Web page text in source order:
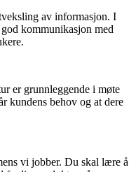
av informasjon. I
kommunikasjon med
er grunnleggende i møte
kundens behov og at dere
vi jobber. Du skal lære å